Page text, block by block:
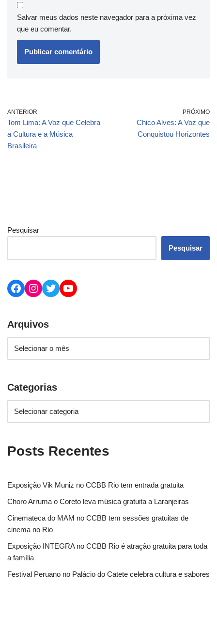
Salvar meus dados neste navegador para a próxima vez
que eu comentar.
ANTERIOR
Tom Lima: A Voz que Celebra
a Cultura e a Música
Brasileira
PRÓXIMO
Chico Alves: A Voz que
Conquistou Horizontes
Pesquisar
Pesquisar
Arquivos
Categorias
Posts Recentes
Exposição Vik Muniz no CCBB Rio tem entrada gratuita
Choro Arruma o Coreto leva música gratuita a Laranjeiras
Cinemateca do MAM no CCBB tem sessões gratuitas de
cinema no Rio
Exposição INTEGRA no CCBB Rio é atração gratuita para toda
a família
Festival Peruano no Palácio do Catete celebra cultura e sabores